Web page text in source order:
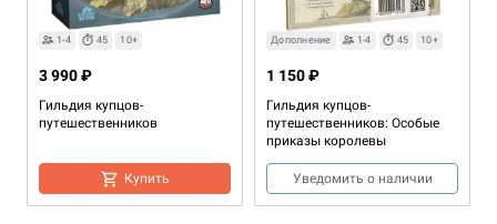
1-4 45 10+
Гильдия купцов-
путешественников
3 990 ₽
Купить
Дополнение 1-4 45 10+
Гильдия купцов-
путешественников: Особые
приказы королевы
1 150 ₽
Уведомить о наличии